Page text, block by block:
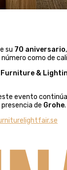
su 70 aniversario
como de
Furniture &
evento
de Grohe.